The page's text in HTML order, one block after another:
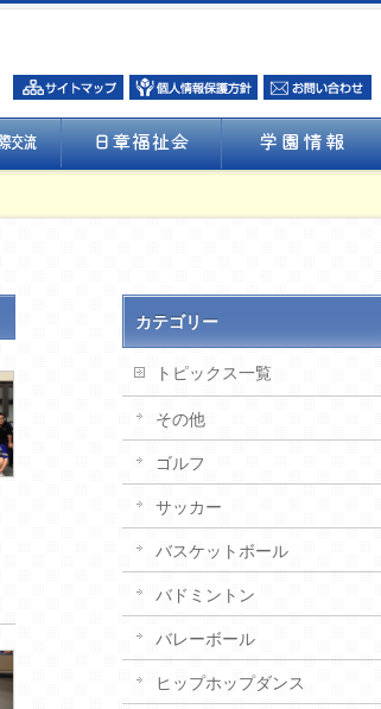
カテゴリー
トピックス一覧
その他
ゴルフ
サッカー
バスケットボール
バドミントン
バレーボール
ヒップホップダンス